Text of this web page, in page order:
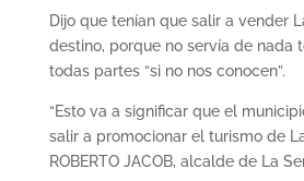
Dijo que tenían que salir a vender
destino, porque no servía de nada
todas partes “si no nos conocen”.
“Esto va a significar que el
salir a promocionar el turismo de
ROBERTO JACOB, alcalde de La